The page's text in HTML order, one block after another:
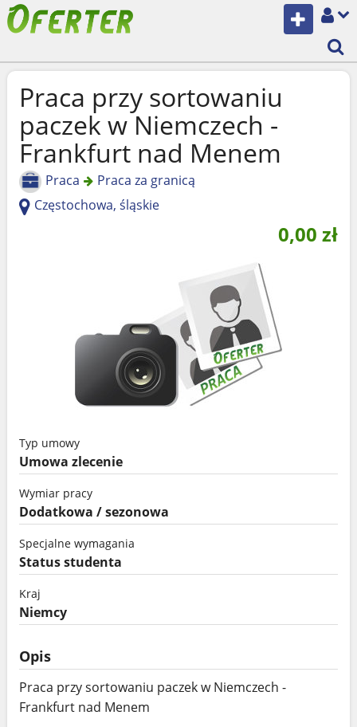
Praca przy sortowaniu
paczek w Niemczech -
Frankfurt nad Menem
Praca
Praca za granicą
Częstochowa, śląskie
0,00 zł
Typ umowy
Umowa zlecenie
Wymiar pracy
Dodatkowa / sezonowa
Specjalne wymagania
Status studenta
Kraj
Niemcy
Opis
Praca przy sortowaniu paczek w Niemczech -
Frankfurt nad Menem